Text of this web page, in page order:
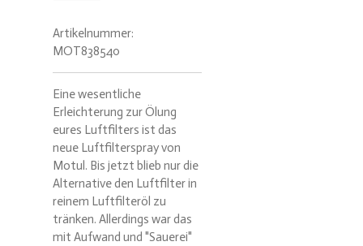
Artikelnummer:
MOT838540
Eine wesentliche
Erleichterung zur Ölung
eures Luftfilters ist das
neue Luftfilterspray von
Motul. Bis jetzt blieb nur die
Alternative den Luftfilter in
reinem Luftfilteröl zu
tränken. Allerdings war das
mit Aufwand und "Sauerei"